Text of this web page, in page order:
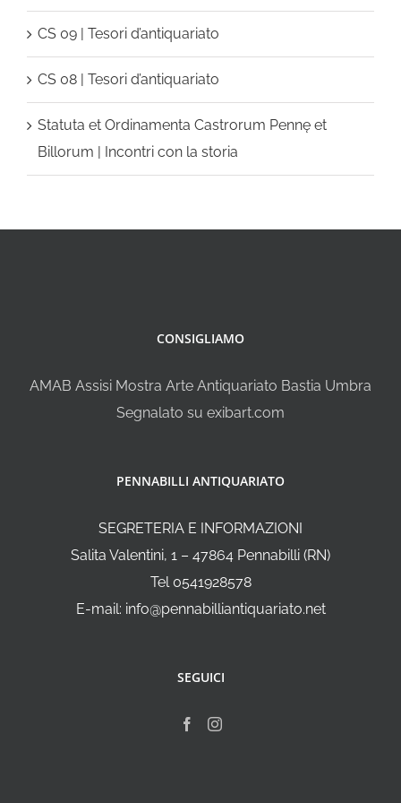
CS 09 | Tesori d’antiquariato
CS 08 | Tesori d’antiquariato
Statuta et Ordinamenta Castrorum Pennę et
Billorum | Incontri con la storia
CONSIGLIAMO
AMAB Assisi Mostra Arte Antiquariato Bastia Umbra
Segnalato su exibart.com
PENNABILLI ANTIQUARIATO
SEGRETERIA E INFORMAZIONI
Salita Valentini, 1 – 47864 Pennabilli (RN)
Tel 0541928578
E-mail: info@pennabilliantiquariato.net
SEGUICI